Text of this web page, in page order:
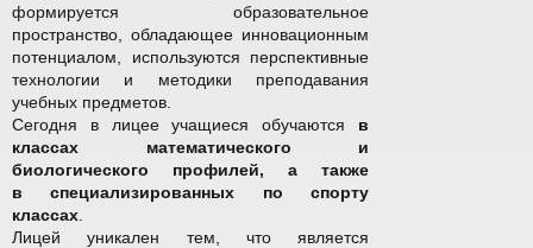
формируется образовательное
пространство, обладающее инновационным
потенциалом, используются перспективные
технологии и методики преподавания
учебных предметов.
Сегодня в лицее учащиеся обучаются в
классах математического и
биологического профилей, а также
в специализированных по спорту
классах
Лицей уникален тем, что является